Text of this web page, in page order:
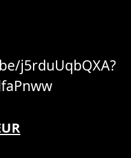
j5rduUqbQXA?